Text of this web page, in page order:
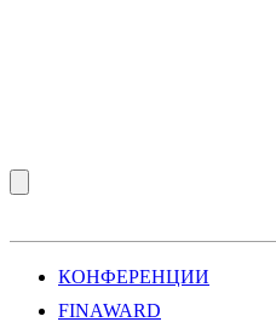
КОНФЕРЕНЦИИ
FINAWARD